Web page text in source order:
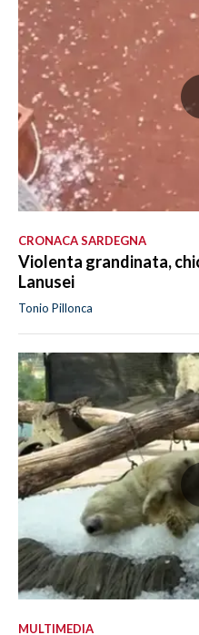
CRONACA SARDEGNA
Violenta grandinata,
Lanusei
Tonio Pillonca
MULTIMEDIA